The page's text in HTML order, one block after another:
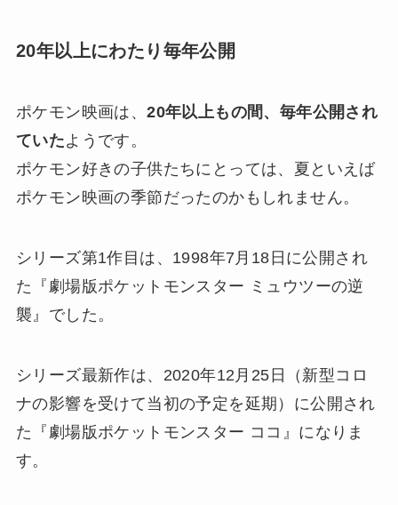
20年以上にわたり毎年公開
ポケモン映画は、20年以上もの間、毎年公開され
ていたようです。
ポケモン好きの子供たちにとっては、夏といえば
ポケモン映画の季節だったのかもしれません。
シリーズ第1作目は、1998年7月18日に公開され
た『劇場版ポケットモンスター ミュウツーの逆
襲』でした。
シリーズ最新作は、2020年12月25日（新型コロ
ナの影響を受けて当初の予定を延期）に公開され
た『劇場版ポケットモンスター ココ』になりま
す。